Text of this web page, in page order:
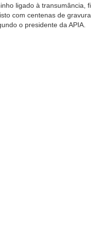
ligado à transumância,
com centenas de
o presidente da APIA.